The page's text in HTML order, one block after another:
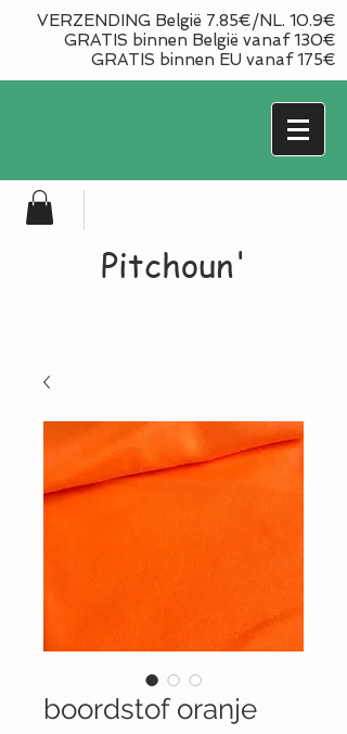
VERZENDING België 7.85€/NL. 10.9€
GRATIS binnen België vanaf 130€
GRATIS binnen EU vanaf 175€
Pitchoun'
boordstof oranje